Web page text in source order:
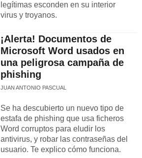
legítimas esconden en su interior
virus y troyanos.
¡Alerta! Documentos de
Microsoft Word usados en
una peligrosa campaña de
phishing
JUAN ANTONIO PASCUAL
Se ha descubierto un nuevo tipo de
estafa de phishing que usa ficheros
Word corruptos para eludir los
antivirus, y robar las contraseñas del
usuario. Te explico cómo funciona.